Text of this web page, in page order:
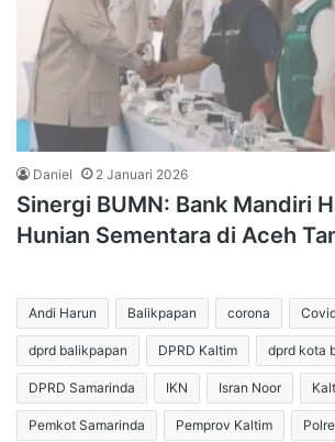
Daniel 2 Januari 2026
Sinergi BUMN: Bank Mandiri
Hunian Sementara di Aceh
Andi Harun Balikpapan corona
dprd balikpapan DPRD Kaltim dprd kota
DPRD Samarinda IKN Isran Noor
Pemkot Samarinda Pemprov Kaltim